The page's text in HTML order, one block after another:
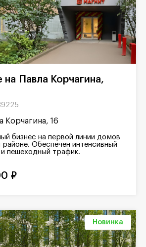
Корчагина, 16
бизнес на первой линии домов
Обеспечен интенсивный
пешеходный трафик.
₽
Новинка